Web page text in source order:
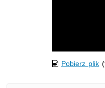
Pobierz plik